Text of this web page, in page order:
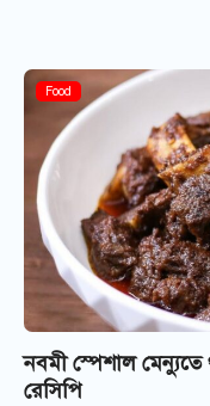
Food
নবমী স্পেশাল
রেসিপি